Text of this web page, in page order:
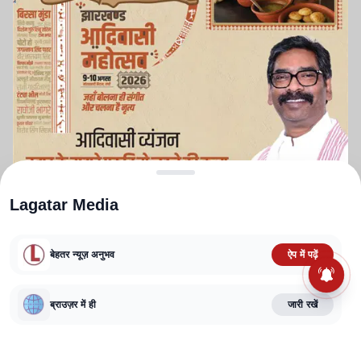
TERMS AND CONDITIONS
CORRECTIONS POLICY
FACT CHECKING POLICY
Lagatar Media Pvt. Ltd.
Lagatar Media
बेहतर न्यूज़ अनुभव ऐप में पढ़ें
ब्राउज़र में ही जारी रखें